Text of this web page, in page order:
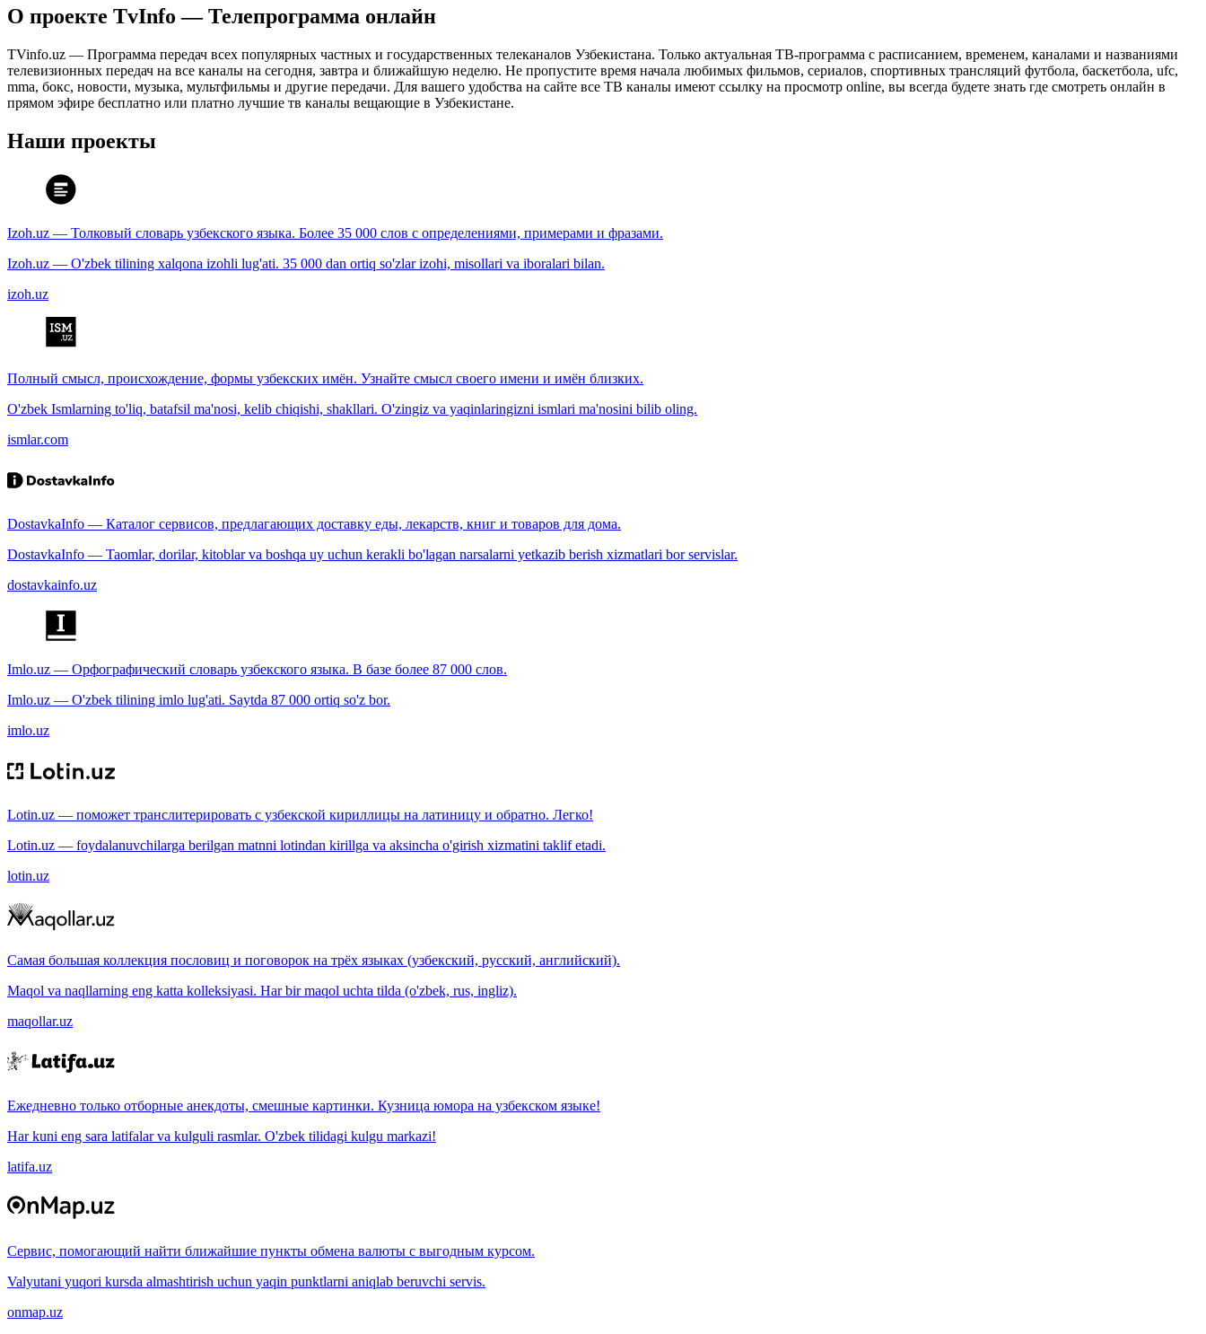
О проекте TvInfo — Телепрограмма онлайн
TVinfo.uz — Программа передач всех популярных частных и государственных телеканалов Узбекистана. Только актуальная ТВ-программа с расписанием, временем, каналами и названиями
телевизионных передач на все каналы на сегодня, завтра и ближайшую неделю. Не пропустите время начала любимых фильмов, сериалов, спортивных трансляций футбола, баскетбола, ufc,
mma, бокс, новости, музыка, мультфильмы и другие передачи. Для вашего удобства на сайте все ТВ каналы имеют ссылку на просмотр online, вы всегда будете знать где смотреть онлайн в
прямом эфире бесплатно или платно лучшие тв каналы вещающие в Узбекистане.
Наши проекты
Izoh.uz — Толковый словарь узбекского языка. Более 35 000 слов с определениями, примерами и фразами.
Izoh.uz — O'zbek tilining xalqona izohli lug'ati. 35 000 dan ortiq so'zlar izohi, misollari va iboralari bilan.
izoh.uz
Полный смысл, происхождение, формы узбекских имён. Узнайте смысл своего имени и имён близких.
O'zbek Ismlarning to'liq, batafsil ma'nosi, kelib chiqishi, shakllari. O'zingiz va yaqinlaringizni ismlari ma'nosini bilib oling.
ismlar.com
DostavkaInfo — Каталог сервисов, предлагающих доставку еды, лекарств, книг и товаров для дома.
DostavkaInfo — Taomlar, dorilar, kitoblar va boshqa uy uchun kerakli bo'lagan narsalarni yetkazib berish xizmatlari bor servislar.
dostavkainfo.uz
Imlo.uz — Орфографический словарь узбекского языка. В базе более 87 000 слов.
Imlo.uz — O'zbek tilining imlo lug'ati. Saytda 87 000 ortiq so'z bor.
imlo.uz
Lotin.uz — поможет транслитерировать с узбекской кириллицы на латиницу и обратно. Легко!
Lotin.uz — foydalanuvchilarga berilgan matnni lotindan kirillga va aksincha o'girish xizmatini taklif etadi.
lotin.uz
Самая большая коллекция пословиц и поговорок на трёх языках (узбекский, русский, английский).
Maqol va naqllarning eng katta kolleksiyasi. Har bir maqol uchta tilda (o'zbek, rus, ingliz).
maqollar.uz
Ежедневно только отборные анекдоты, смешные картинки. Кузница юмора на узбекском языке!
Har kuni eng sara latifalar va kulguli rasmlar. O'zbek tilidagi kulgu markazi!
latifa.uz
Сервис, помогающий найти ближайшие пункты обмена валюты с выгодным курсом.
Valyutani yuqori kursda almashtirish uchun yaqin punktlarni aniqlab beruvchi servis.
onmap.uz